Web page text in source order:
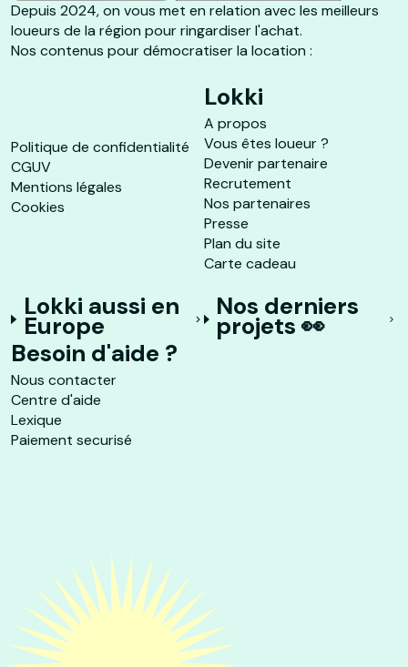
Depuis 2024, on vous met en relation avec les meilleurs
loueurs de la région pour ringardiser l'achat.
Nos contenus pour démocratiser la location :
Politique de confidentialité
CGUV
Mentions légales
Cookies
Lokki
A propos
Vous êtes loueur ?
Devenir partenaire
Recrutement
Nos partenaires
Presse
Plan du site
Carte cadeau
Lokki aussi en
Europe
Nos derniers
projets 👀
Besoin d'aide ?
Nous contacter
Centre d'aide
Lexique
Paiement securisé